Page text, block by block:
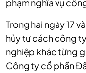
phạm nghĩa vụ
Trong hai ngày 17
hủy tư cách công
nghiệp khác từng
Công ty cổ phần